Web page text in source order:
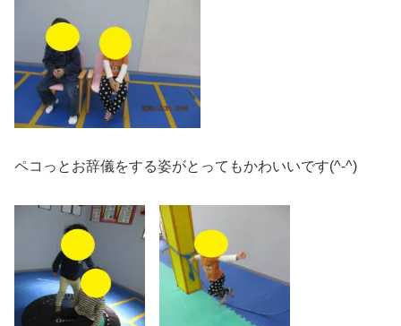
ペコっとお辞儀をする姿がとってもかわいいです(^-^)